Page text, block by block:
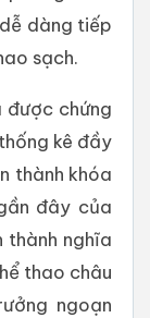
dàng tiếp
sạch.
được chứng
kê đầy
thành khóa
đây của
thành nghĩa
thao châu
ngoạn